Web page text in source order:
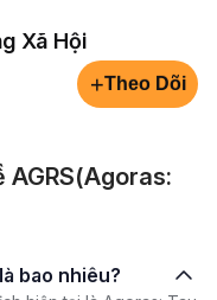
Xã Hội
+Theo Dõi
bao nhiêu?